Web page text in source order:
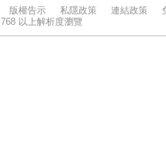
版權告示 私隱政策 連結政策
以上解析度瀏覽